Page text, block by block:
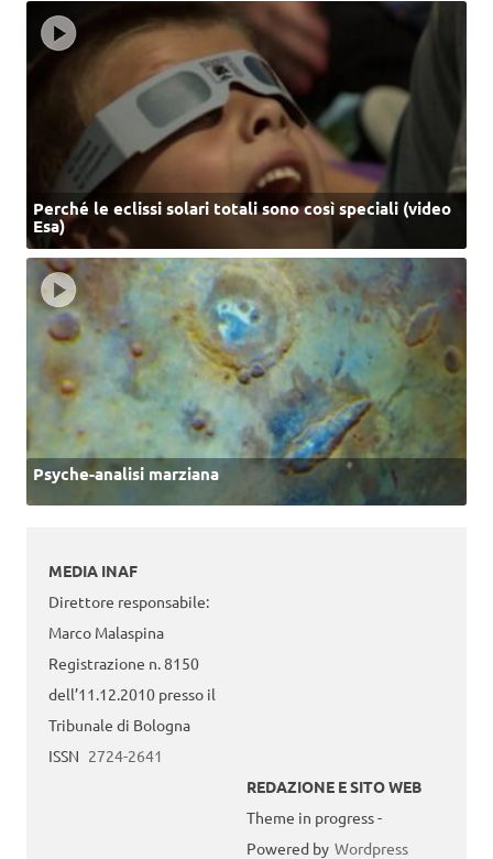
Perché le eclissi solari totali sono così speciali (video
Esa)
Psyche-analisi marziana
MEDIA INAF
Direttore responsabile:
Marco Malaspina
Registrazione n. 8150
dell’11.12.2010 presso il
Tribunale di Bologna
ISSN 2724-2641
REDAZIONE E SITO WEB
Theme in progress -
Powered by Wordpress